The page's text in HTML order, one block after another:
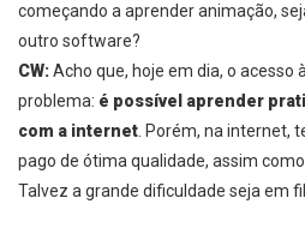
começando a aprender animação,
outro software?
CW:Acho que, hoje em dia, o
problema: é possível aprender
com a internet. Porém, na internet,
pago de ótima qualidade, assim
Talvez a grande dificuldade seja em